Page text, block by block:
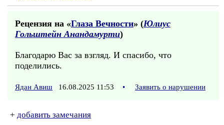
Рецензия на «Глаза Вечности» (Юлиус
Гольштейн Анандамурти)
Благодарю Вас за взгляд. И спасибо, что
поделились.
Ядан Авиш 16.08.2025 11:53 • Заявить о нарушении
+ добавить замечания